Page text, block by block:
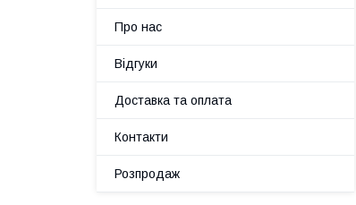
Про нас
Відгуки
Доставка та оплата
Контакти
Розпродаж